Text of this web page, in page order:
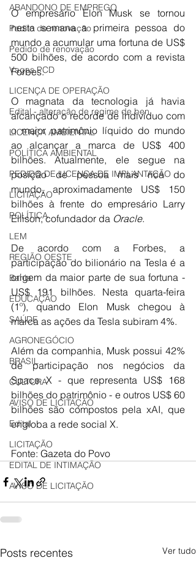
ABANDONO DE EMPREGO
Pedito de renovação
Pedido de renovação
Vagas PCD
LICENÇA DE OPERAÇÃO
Edital - alteração de regime de ben
LICENÇA AMBIENTAL
POLÍTICA AMBIENTAL
PEDIDO DE LICENÇA DE IMPLANTAÇÃO
LICITAÇÃO
POLÍTICA
LEM
REGIÃO OESTE
Bahia
EDUCAÇÃO
SAÚDE
AGRONEGÓCIO
BRASIL
CULTURA
AVISO DE LICITAÇÃO
Edital
LICITAÇÃO
EDITAL DE INTIMAÇÃO
AVISO DE LICITAÇÃO
O empresário Elon Musk se tornou
nesta semana a primeira pessoa do
mundo a acumular uma fortuna de US$
500 bilhões, de acordo com a revista
Forbes.
O magnata da tecnologia já havia
alcançado o recorde de indivíduo com
o maior patrimônio líquido do mundo
ao alcançar a marca de US$ 400
bilhões. Atualmente, ele segue na
posição de pessoa mais rica do
mundo, aproximadamente US$ 150
bilhões à frente do empresário Larry
Ellison, cofundador da Oracle.
De acordo com a Forbes, a
participação do bilionário na Tesla é a
origem da maior parte de sua fortuna -
US$ 191 bilhões. Nesta quarta-feira
(1º), quando Elon Musk chegou à
marca as ações da Tesla subiram 4%.
Além da companhia, Musk possui 42%
de participação nos negócios da
Space X - que representa US$ 168
bilhões do patrimônio - e outros US$ 60
bilhões são compostos pela xAI, que
engloba a rede social X.
Fonte: Gazeta do Povo
Posts recentes Ver tudo